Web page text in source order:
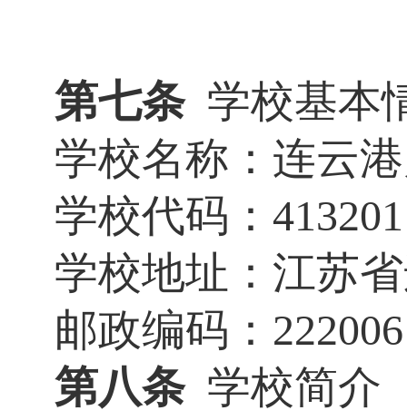
第七条 学校基本
学校名称：连云
学校代码：
学校地址：江苏
邮政编码： 222006
第八条 学校简介